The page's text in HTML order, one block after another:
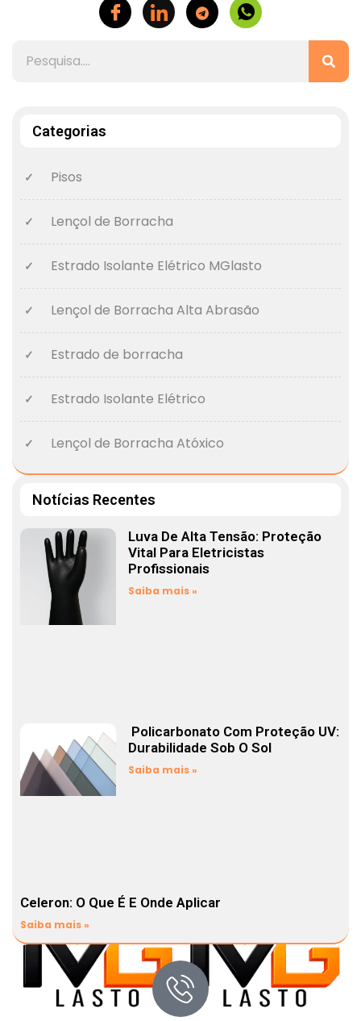
Categorias
Pisos
Lençol de Borracha
Estrado Isolante Elétrico MGlasto
Lençol de Borracha Alta Abrasão
Estrado de borracha
Estrado Isolante Elétrico
Lençol de Borracha Atóxico
Notícias Recentes
Luva De Alta Tensão: Proteção
Vital Para Eletricistas
Profissionais
Saiba mais »
Policarbonato Com Proteção UV:
Durabilidade Sob O Sol
Saiba mais »
Celeron: O Que É E Onde Aplicar
Saiba mais »